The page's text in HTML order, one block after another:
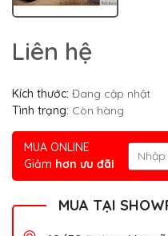
Liên hệ
Kích thước: Đang cập nhật
Tình trạng: Còn hàng
MUA ONLINE
Giảm hơn ưu đãi
MUA TẠI